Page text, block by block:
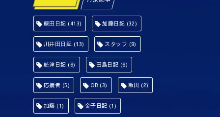
飯田日記 (413) 加藤日記 (32)
川井田日記 (13) スタッフ (9)
舩津日記 (6) 田島日記 (6)
応援者 (5) OB(3) 飯田 (2)
加藤 (1) 金子日記 (1)